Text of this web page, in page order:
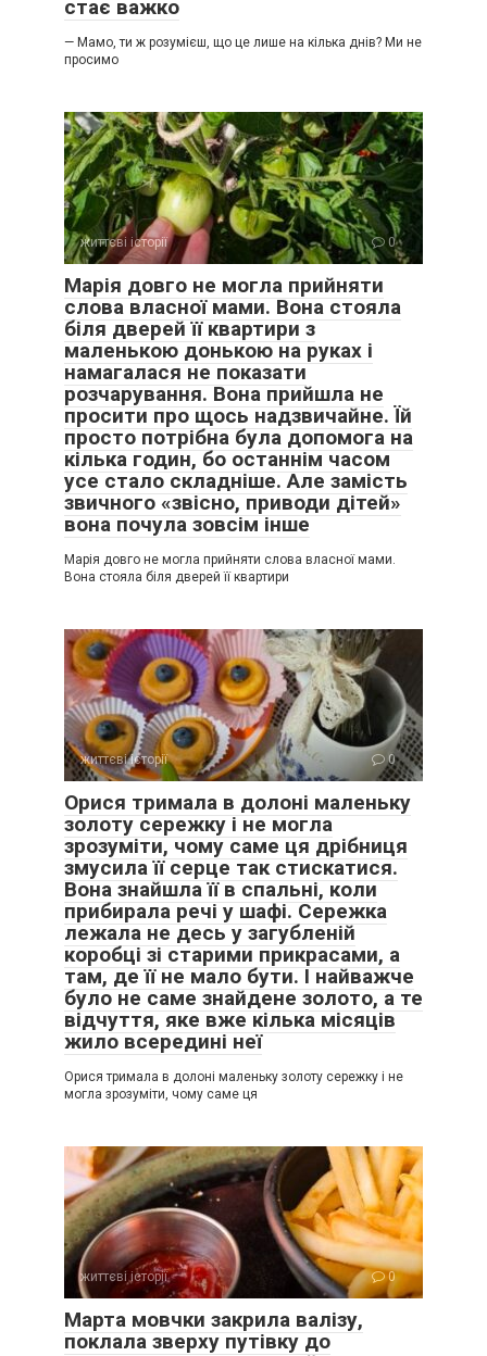
стає важко
— Мамо, ти ж розумієш, що це лише на кілька днів? Ми не
просимо
життєві історії 0
Марія довго не могла прийняти
слова власної мами. Вона стояла
біля дверей її квартири з
маленькою донькою на руках і
намагалася не показати
розчарування. Вона прийшла не
просити про щось надзвичайне. Їй
просто потрібна була допомога на
кілька годин, бо останнім часом
усе стало складніше. Але замість
звичного «звісно, приводи дітей»
вона почула зовсім інше
Марія довго не могла прийняти слова власної мами.
Вона стояла біля дверей її квартири
життєві історії 0
Орися тримала в долоні маленьку
золоту сережку і не могла
зрозуміти, чому саме ця дрібниця
змусила її серце так стискатися.
Вона знайшла її в спальні, коли
прибирала речі у шафі. Сережка
лежала не десь у загубленій
коробці зі старими прикрасами, а
там, де її не мало бути. І найважче
було не саме знайдене золото, а те
відчуття, яке вже кілька місяців
жило всередині неї
Орися тримала в долоні маленьку золоту сережку і не
могла зрозуміти, чому саме ця
життєві історії 0
Марта мовчки закрила валізу,
поклала зверху путівку до